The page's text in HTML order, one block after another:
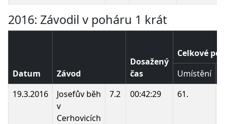
2016: Závodil v poháru 1 krát
Datum Závod
Dosažený
čas
Celkové
Umístění
19.3.2016
Josefův běh
v
Cerhovicích
7.2 00:42:29 61.